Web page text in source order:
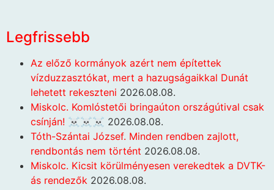
Legfrissebb
Az előző kormányok azért nem építettek
vízduzzasztókat, mert a hazugságaikkal Dunát
lehetett rekeszteni 2026.08.08.
Miskolc. Komlóstetői bringaúton országútival csak
csínján! ☠️☠️☠️ 2026.08.08.
Tóth-Szántai József. Minden rendben zajlott,
rendbontás nem történt 2026.08.08.
Miskolc. Kicsit körülményesen verekedtek a DVTK-
ás rendezők 2026.08.08.